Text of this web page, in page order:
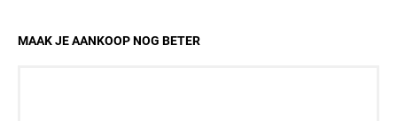
MAAK JE AANKOOP NOG BETER